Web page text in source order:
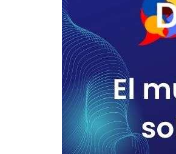
Valor Público